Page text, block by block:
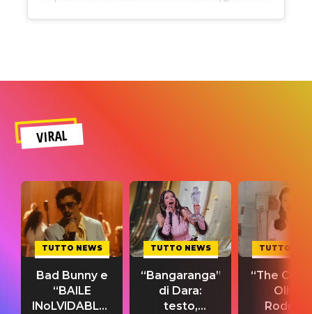
VIRAL
TUTTO NEWS
Bad Bunny e
“BAILE
INoLVIDABLE”:
TUTTO NEWS
“Bangaranga”
di Dara:
testo,
TUTTO
“The
Olivia